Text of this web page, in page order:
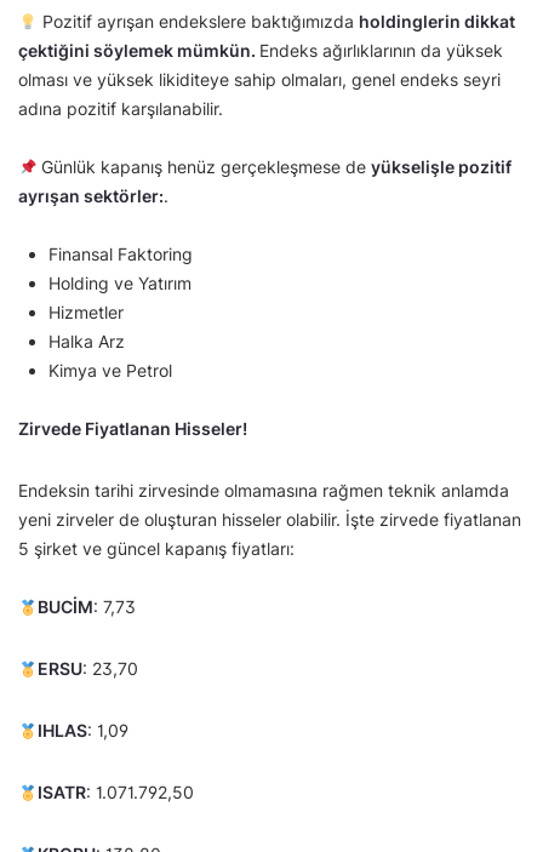
Pozitif ayrışan endekslere baktığımızda holdinglerin dikkat
çektiğini söylemek mümkün. Endeks ağırlıklarının da yüksek
olması ve yüksek likiditeye sahip olmaları, genel endeks seyri
adına pozitif karşılanabilir.
Günlük kapanış henüz gerçekleşmese de yükselişle pozitif
ayrışan sektörler:.
Finansal Faktoring
Holding ve Yatırım
Hizmetler
Halka Arz
Kimya ve Petrol
Zirvede Fiyatlanan Hisseler!
Endeksin tarihi zirvesinde olmamasına rağmen teknik anlamda
yeni zirveler de oluşturan hisseler olabilir. İşte zirvede fiyatlanan
5 şirket ve güncel kapanış fiyatları:
BUCİM: 7,73
ERSU: 23,70
IHLAS: 1,09
ISATR: 1.071.792,50